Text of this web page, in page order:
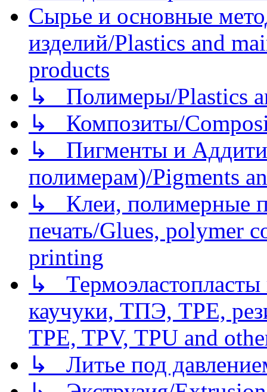
Сырье и основные
изделий/Plastics and
products
↳ Полимеры/Plastics
↳ Композиты/
↳ Пигменты и
полимерам)/Pigments
↳ Клеи, полимерные
печать/Glues, polymer
printing
↳
каучуки, ТПЭ, TPE,
TPE, TPV, TPU and
↳ Литье под